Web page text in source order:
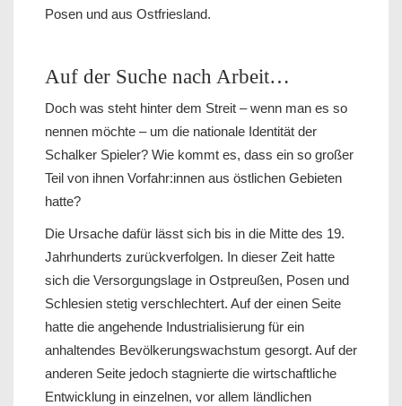
Posen und aus Ostfriesland.
Auf der Suche nach Arbeit…
Doch was steht hinter dem Streit – wenn man es so
nennen möchte – um die nationale Identität der
Schalker Spieler? Wie kommt es, dass ein so großer
Teil von ihnen Vorfahr:innen aus östlichen Gebieten
hatte?
Die Ursache dafür lässt sich bis in die Mitte des 19.
Jahrhunderts zurückverfolgen. In dieser Zeit hatte
sich die Versorgungslage in Ostpreußen, Posen und
Schlesien stetig verschlechtert. Auf der einen Seite
hatte die angehende Industrialisierung für ein
anhaltendes Bevölkerungswachstum gesorgt. Auf der
anderen Seite jedoch stagnierte die wirtschaftliche
Entwicklung in einzelnen, vor allem ländlichen